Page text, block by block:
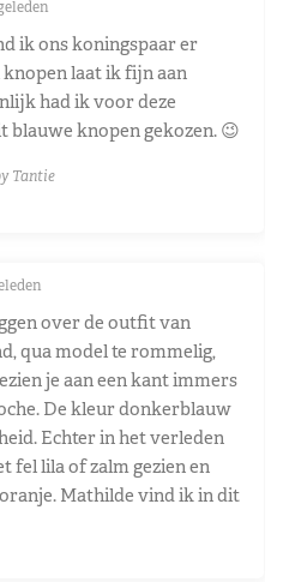
ik ons koningspaar er
laat ik fijn aan
had ik voor deze
knopen gekozen. 😉
Tantie
over de outfit van
qua model te rommelig,
je aan een kant immers
De kleur donkerblauw
Echter in het verleden
fel lila of zalm gezien en
Mathilde vind ik in dit